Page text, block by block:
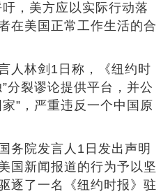
，美方应以实际行动落
在美国正常工作生活的合
人林剑1日称，《纽约时
分裂谬论提供平台，并公
”，严重违反一个中国原
务院发言人1日发出声明
国新闻报道的行为予以坚
逐了一名《纽约时报》驻